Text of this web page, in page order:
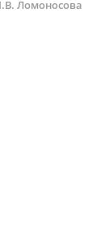
Ломоносова